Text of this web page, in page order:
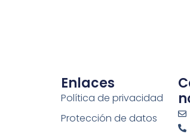
Enlaces
Política de privacidad
Protección de datos